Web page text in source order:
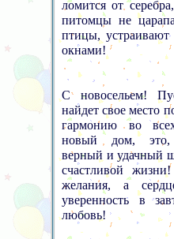
ломится от
питомцы не
птицы,
окнами!
С новосельем!
найдет свое место
гармонию во
новый дом, это,
верный и удачный
счастливой
желания, а
уверенность в
любовь!